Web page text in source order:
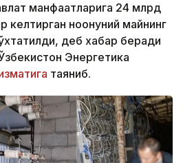
манфаатларига 24 млрд
келтирган ноқонуний майнинг
деб хабар беради
Энергетика
таяниб.